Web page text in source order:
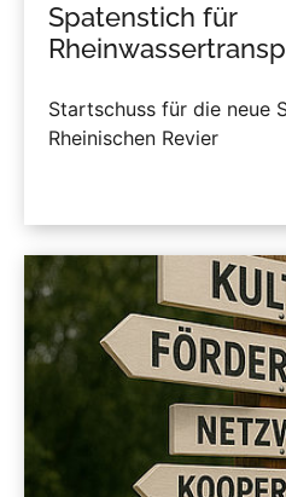
Spatenstich für
Startschuss für die neue
Rheinischen Revier